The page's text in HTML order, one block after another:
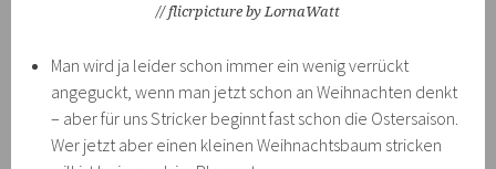
// flicrpicture by LornaWatt
Man wird ja leider schon immer ein wenig verrückt
angeguckt, wenn man jetzt schon an Weihnachten denkt
– aber für uns Stricker beginnt fast schon die Ostersaison.
Wer jetzt aber einen kleinen Weihnachtsbaum stricken